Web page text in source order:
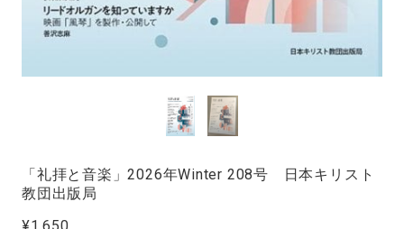
「礼拝と音楽」2026年Winter 208号 日本キリスト
教団出版局
¥1,650